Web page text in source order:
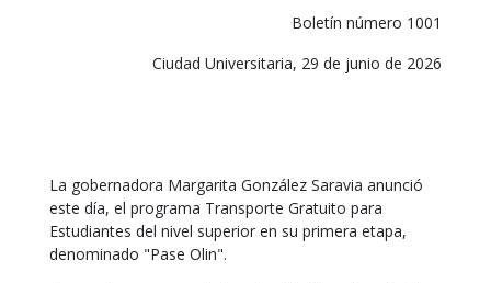
Boletín número 1001
Ciudad Universitaria, 29 de junio de 2026
La gobernadora Margarita González Saravia anunció
este día, el programa Transporte Gratuito para
Estudiantes del nivel superior en su primera etapa,
denominado "Pase Olin".